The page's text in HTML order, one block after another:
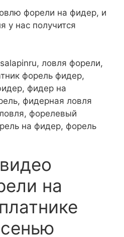
форели на фидер, и
у нас получится
ловля форели,
форель фидер,
фидер на
фидерная ловля
форелевый
на фидер, форель
на